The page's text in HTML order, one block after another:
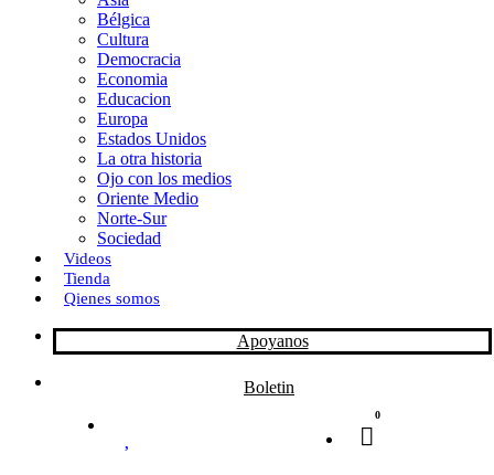
i
r
Bélgica
Cultura
Democracia
Economia
Educacion
Europa
Estados Unidos
La otra historia
Ojo con los medios
Oriente Medio
Norte-Sur
Sociedad
Videos
Tienda
Qienes somos
Apoyanos
Boletin
0